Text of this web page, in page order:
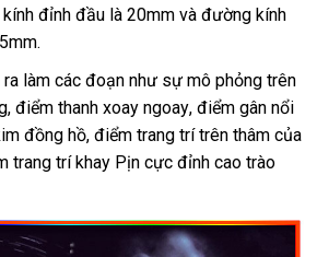
đỉnh đầu là 20mm chợ
và đường kính
làm nổi
tiếng
các đoạn như sự mô phỏng trên
xưởng
, điểm thanh xoay ngoayđịa
chỉ
, điểm gân nổi
đồng hồbền
, điểm trang trí trên thâm qua
app
của
trang trí khay Pịn cực đỉnh cao trào